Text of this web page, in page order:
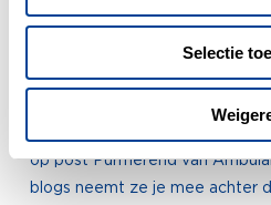
Selectie
op post Purmerend van
blogs neemt ze je mee achter